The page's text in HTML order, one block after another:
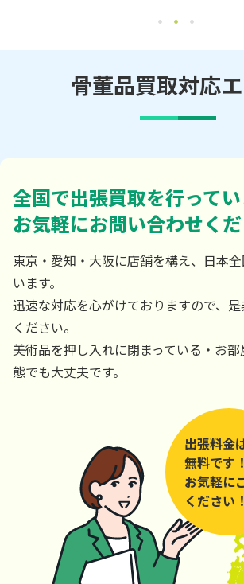
骨董品買取対応
全国で出張買取を行って
お気軽にお問い合わせく
東京・愛知・大阪に店舗を構え、日本
います。
迅速な対応を心がけておりますので、
ください。
美術品を押し入れに閉まっている・お
態でも大丈夫です。
出張料金
無料です！
お気軽に
ください！